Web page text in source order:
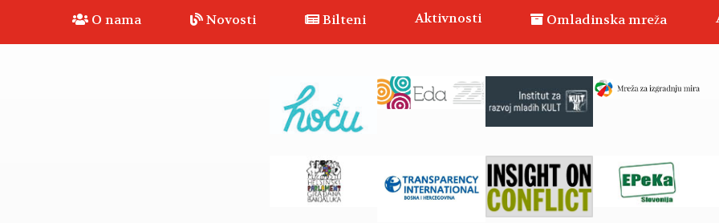
O nama Novosti Bilteni Aktivnosti Omladinska mreža